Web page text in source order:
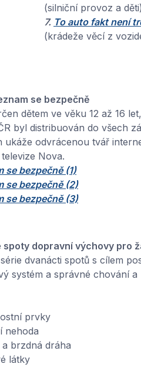
(silniční provoz a děti)
7. To auto fakt není
(krádeže věcí z
se bezpečně
dětem ve věku 12 až 16
byl distribuován do všech
ukáže odvrácenou tvář
Nova.
se bezpečně (1)
se bezpečně (2)
se bezpečně (3)
spoty dopravní výchovy pro
dvanácti spotů s cílem
systém a správné chování
prvky
nehoda
brzdná dráha
látky